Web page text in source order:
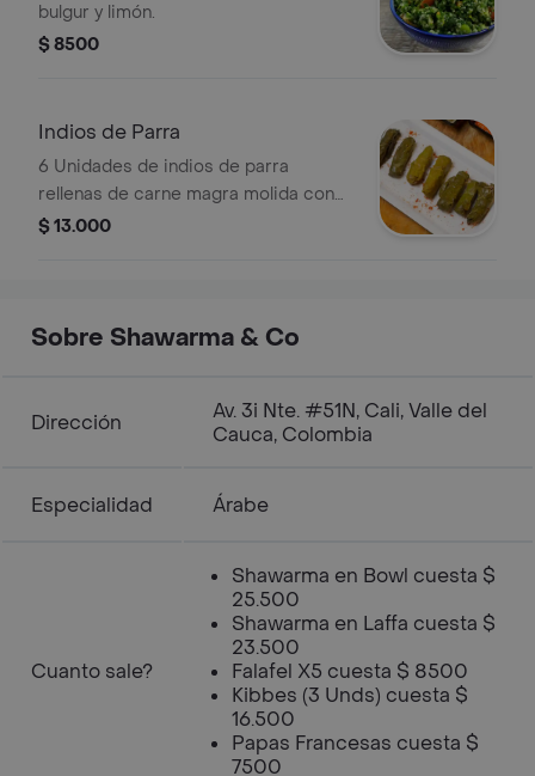
bulgur y limón.
$ 8500
Indios de Parra
6 Unidades de indios de parra
rellenas de carne magra molida con
arroz y especies árabes, perfecto
$ 13.000
Sobre Shawarma & Co
Dirección
Av. 3i Nte. #51N, Cali, Valle del
Cauca, Colombia
Especialidad Árabe
Cuanto sale?
Shawarma en Bowl cuesta $
25.500
Shawarma en Laffa cuesta $
23.500
Falafel X5 cuesta $ 8500
Kibbes (3 Unds) cuesta $
16.500
Papas Francesas cuesta $
7500